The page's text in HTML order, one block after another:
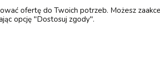
ofertę do Twoich potrzeb. Możesz
opcję "Dostosuj zgody".